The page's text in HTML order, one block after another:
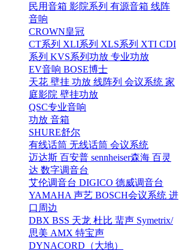
民用音箱 影院系列 有源音箱 线阵
音响
CROWN皇冠
CT系列 XLI系列 XLS系列 XTI CDI
系列 KVS系列功放 专业功放
EV音响 BOSE博士
天花 壁挂 功放 线阵列 会议系统 家
庭影院 壁挂功放
QSC专业音响
功放 音箱
SHURE舒尔
有线话筒 无线话筒 会议系统
迈达斯 百安普 sennheiser森海 百灵
达 数字调音台
艾伦调音台 DIGICO 德威调音台
YAMAHA 声艺 BOSCH会议系统 进
口周边
DBX BSS 天龙 杜比 蜚声 Symetrix/
思美 AMX 特宝声
DYNACORD（大地）